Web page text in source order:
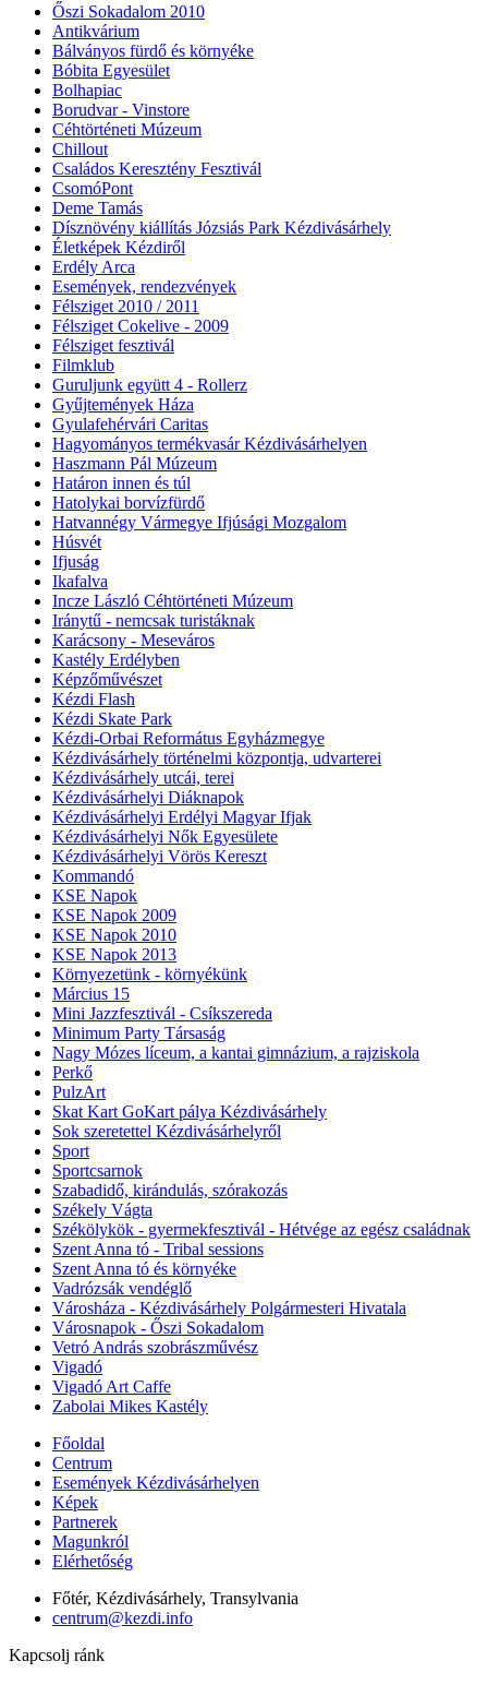
Őszi Sokadalom 2010
Antikvárium
Bálványos fürdő és környéke
Bóbita Egyesület
Bolhapiac
Borudvar - Vinstore
Céhtörténeti Múzeum
Chillout
Családos Keresztény Fesztivál
CsomóPont
Deme Tamás
Dísznövény kiállítás Józsiás Park Kézdivásárhely
Életképek Kézdiről
Erdély Arca
Események, rendezvények
Félsziget 2010 / 2011
Félsziget Cokelive - 2009
Félsziget fesztivál
Filmklub
Guruljunk együtt 4 - Rollerz
Gyűjtemények Háza
Gyulafehérvári Caritas
Hagyományos termékvasár Kézdivásárhelyen
Haszmann Pál Múzeum
Határon innen és túl
Hatolykai borvízfürdő
Hatvannégy Vármegye Ifjúsági Mozgalom
Húsvét
Ifjuság
Ikafalva
Incze László Céhtörténeti Múzeum
Iránytű - nemcsak turistáknak
Karácsony - Meseváros
Kastély Erdélyben
Képzőművészet
Kézdi Flash
Kézdi Skate Park
Kézdi-Orbai Református Egyházmegye
Kézdivásárhely történelmi központja, udvarterei
Kézdivásárhely utcái, terei
Kézdivásárhelyi Diáknapok
Kézdivásárhelyi Erdélyi Magyar Ifjak
Kézdivásárhelyi Nők Egyesülete
Kézdivásárhelyi Vörös Kereszt
Kommandó
KSE Napok
KSE Napok 2009
KSE Napok 2010
KSE Napok 2013
Környezetünk - környékünk
Március 15
Mini Jazzfesztivál - Csíkszereda
Minimum Party Társaság
Nagy Mózes líceum, a kantai gimnázium, a rajziskola
Perkő
PulzArt
Skat Kart GoKart pálya Kézdivásárhely
Sok szeretettel Kézdivásárhelyről
Sport
Sportcsarnok
Szabadidő, kirándulás, szórakozás
Székely Vágta
Székölykök - gyermekfesztivál - Hétvége az egész családnak
Szent Anna tó - Tribal sessions
Szent Anna tó és környéke
Vadrózsák vendéglő
Városháza - Kézdivásárhely Polgármesteri Hivatala
Városnapok - Őszi Sokadalom
Vetró András szobrászművész
Vigadó
Vigadó Art Caffe
Zabolai Mikes Kastély
Főoldal
Centrum
Események Kézdivásárhelyen
Képek
Partnerek
Magunkról
Elérhetőség
Főtér, Kézdivásárhely, Transylvania
centrum@kezdi.info
Kapcsolj ránk